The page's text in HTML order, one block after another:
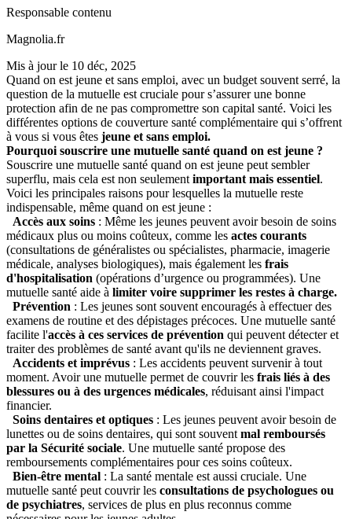
Responsable contenu
Magnolia.fr
Mis à jour le 10 déc, 2025
Quand on est jeune et sans emploi, avec un budget souvent serré, la
question de la mutuelle est cruciale pour s’assurer une bonne
protection afin de ne pas compromettre son capital santé. Voici les
différentes options de couverture santé complémentaire qui s’offrent
à vous si vous êtes jeune et sans emploi.
Pourquoi souscrire une mutuelle santé quand on est jeune ?
Souscrire une mutuelle santé quand on est jeune peut sembler
superflu, mais cela est non seulement important mais essentiel.
Voici les principales raisons pour lesquelles la mutuelle reste
indispensable, même quand on est jeune :
Accès aux soins : Même les jeunes peuvent avoir besoin de soins
médicaux plus ou moins coûteux, comme les actes courants
(consultations de généralistes ou spécialistes, pharmacie, imagerie
médicale, analyses biologiques), mais également les frais
d'hospitalisation (opérations d’urgence ou programmées). Une
mutuelle santé aide à limiter voire supprimer les restes à charge.
Prévention : Les jeunes sont souvent encouragés à effectuer des
examens de routine et des dépistages précoces. Une mutuelle santé
facilite l'accès à ces services de prévention qui peuvent détecter et
traiter des problèmes de santé avant qu'ils ne deviennent graves.
Accidents et imprévus : Les accidents peuvent survenir à tout
moment. Avoir une mutuelle permet de couvrir les frais liés à des
blessures ou à des urgences médicales, réduisant ainsi l'impact
financier.
Soins dentaires et optiques : Les jeunes peuvent avoir besoin de
lunettes ou de soins dentaires, qui sont souvent mal remboursés
par la Sécurité sociale. Une mutuelle santé propose des
remboursements complémentaires pour ces soins coûteux.
Bien-être mental : La santé mentale est aussi cruciale. Une
mutuelle santé peut couvrir les consultations de psychologues ou
de psychiatres, services de plus en plus reconnus comme